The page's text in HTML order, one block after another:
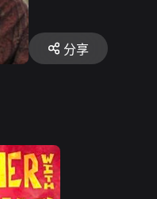
分享